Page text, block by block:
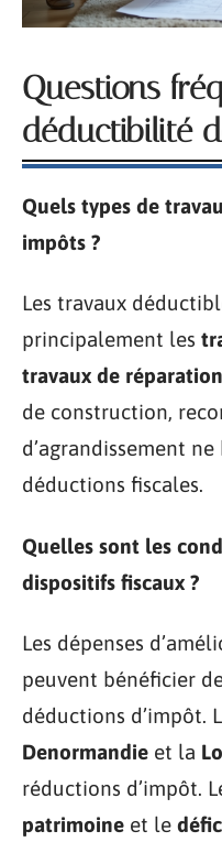
Questions
déductibilité
Quels types de
impôts ?
Les travaux
principalement les
travaux de
de construction,
d’agrandissement
déductions fiscales.
Quelles sont les
dispositifs fiscaux ?
Les dépenses
peuvent bénéficier
déductions d’impôt.
Denormandie et la
réductions d’impôt.
patrimoine et le